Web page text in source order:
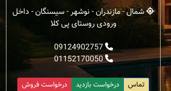
شمال - مازندران - نوشهر - سیسنگان - داخل
ورودی روستای پی کلا
09124902757
01152170050
درخواست فروش درخواست بازدید تماس